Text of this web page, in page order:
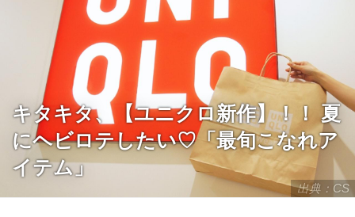
出典：CS
キタキタ、【ユニクロ新作】！！ 夏
にヘビロテしたい♡「最旬こなれア
イテム」